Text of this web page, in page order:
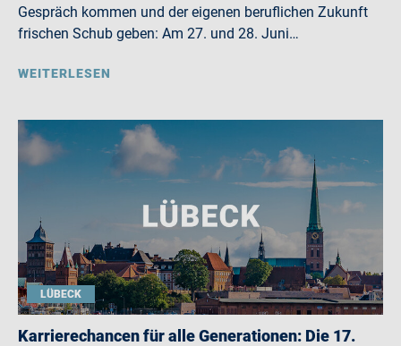
Gespräch kommen und der eigenen beruflichen Zukunft
frischen Schub geben: Am 27. und 28. Juni…
WEITERLESEN
LÜBECK
Karrierechancen für alle Generationen: Die 17.